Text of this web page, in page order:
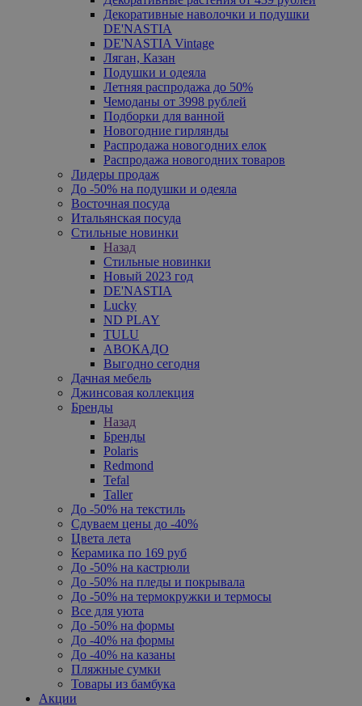
Декоративные наволочки и подушки
DE'NASTIA
DE'NASTIA Vintage
Ляган, Казан
Подушки и одеяла
Летняя распродажа до 50%
Чемоданы от 3998 рублей
Подборки для ванной
Новогодние гирлянды
Распродажа новогодних елок
Распродажа новогодних товаров
Лидеры продаж
До -50% на подушки и одеяла
Восточная посуда
Итальянская посуда
Стильные новинки
Назад
Стильные новинки
Новый 2023 год
DE'NASTIA
Lucky
ND PLAY
TULU
АВОКАДО
Выгодно сегодня
Дачная мебель
Джинсовая коллекция
Бренды
Назад
Бренды
Polaris
Redmond
Tefal
Taller
До -50% на текстиль
Сдуваем цены до -40%
Цвета лета
Керамика по 169 руб
До -50% на кастрюли
До -50% на пледы и покрывала
До -50% на термокружки и термосы
Все для уюта
До -50% на формы
До -40% на формы
До -40% на казаны
Пляжные сумки
Товары из бамбука
Акции